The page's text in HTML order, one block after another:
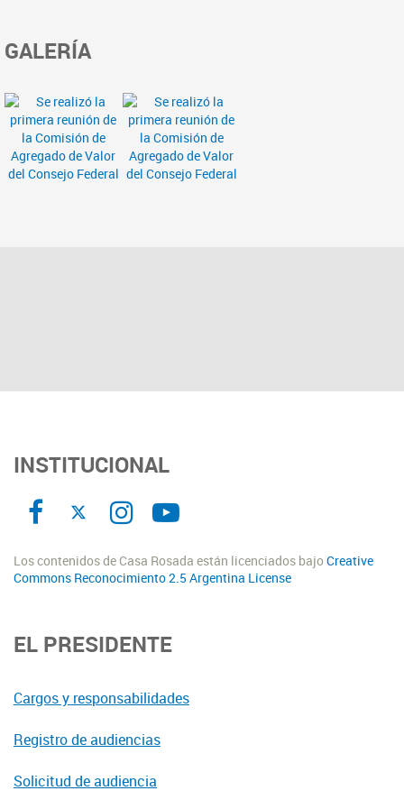
GALERÍA
INSTITUCIONAL
Los contenidos de Casa Rosada están licenciados bajoCreative
Commons Reconocimiento 2.5 Argentina License
EL PRESIDENTE
Cargos y responsabilidades
Registro de audiencias
Solicitud de audiencia